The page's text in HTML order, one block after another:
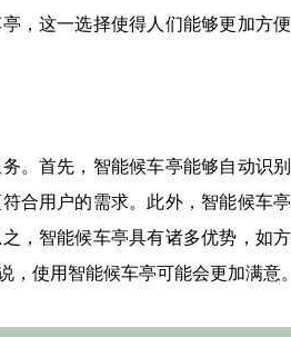
，这一选择使得人们能够更加方
。首先，智能候车亭能够自动识
合用户的需求。此外，智能候车
，智能候车亭具有诸多优势，如
使用智能候车亭可能会更加满意。